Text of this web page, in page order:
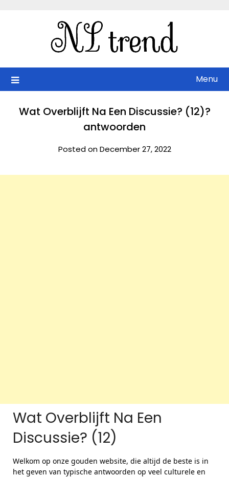
Menu
Wat Overblijft Na Een Discussie? (12)?
antwoorden
Posted on December 27, 2022
Wat Overblijft Na Een
Discussie? (12)
Welkom op onze gouden website, die altijd de beste is in
het geven van typische antwoorden op veel culturele en